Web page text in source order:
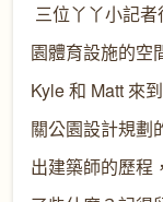
三位丫丫小記
園體育設施的空
Kyle 和 Matt 來
關公園設計規劃
出建築師的歷程